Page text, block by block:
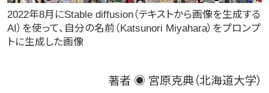
2022年8月にStable diffusion（テキストから画像を生成する
AI）を使って、自分の名前（Katsunori Miyahara）をプロンプ
トに生成した画像
著者 ◉ 宮原克典（北海道大学）